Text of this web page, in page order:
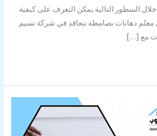
خلال السطور التالية يمكن التعرف على كيفية
معلم دهانات بصامطة نتعاقد في شركة نسيم
مع […]